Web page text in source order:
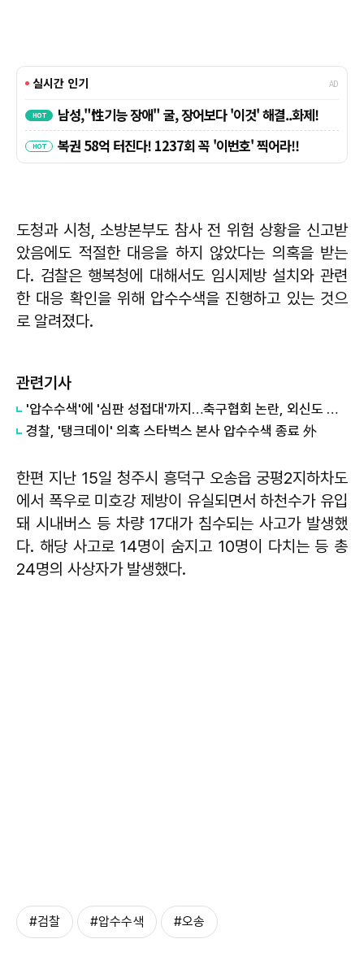
도청과 시청, 소방본부도 참사 전 위험 상황을 신고받
았음에도 적절한 대응을 하지 않았다는 의혹을 받는
다. 검찰은 행복청에 대해서도 임시제방 설치와 관련
한 대응 확인을 위해 압수수색을 진행하고 있는 것으
로 알려졌다.
관련기사
'압수수색'에 '심판 성접대'까지…축구협회 논란, 외신도 집중 조명
경찰, '탱크데이' 의혹 스타벅스 본사 압수수색 종료 外
한편 지난 15일 청주시 흥덕구 오송읍 궁평2지하차도
에서 폭우로 미호강 제방이 유실되면서 하천수가 유입
돼 시내버스 등 차량 17대가 침수되는 사고가 발생했
다. 해당 사고로 14명이 숨지고 10명이 다치는 등 총
24명의 사상자가 발생했다.
#검찰 #압수수색 #오송